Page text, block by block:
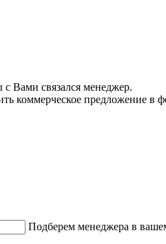
Вами связался менеджер.
коммерческое предложение в
Подберем менеджера в